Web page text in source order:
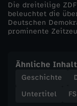
m
m
u
n
Die dreiteilige
beleuchtet die
Deutschen
prominente
Ähnliche
Geschichte
Untertitel